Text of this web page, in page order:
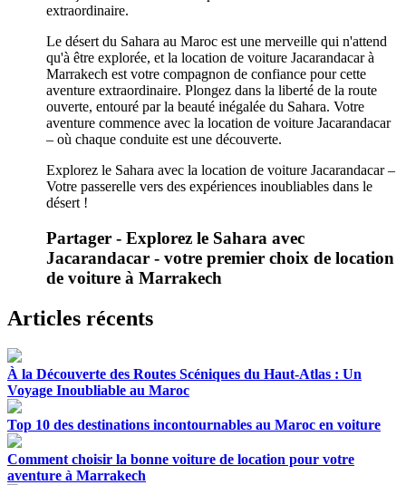
extraordinaire.
Le désert du Sahara au Maroc est une merveille qui n'attend
qu'à être explorée, et la location de voiture Jacarandacar à
Marrakech est votre compagnon de confiance pour cette
aventure extraordinaire. Plongez dans la liberté de la route
ouverte, entouré par la beauté inégalée du Sahara. Votre
aventure commence avec la location de voiture Jacarandacar
– où chaque conduite est une découverte.
Explorez le Sahara avec la location de voiture Jacarandacar –
Votre passerelle vers des expériences inoubliables dans le
désert !
Partager - Explorez le Sahara avec
Jacarandacar - votre premier choix de location
de voiture à Marrakech
Articles récents
À la Découverte des Routes Scéniques du Haut-Atlas : Un
Voyage Inoubliable au Maroc
Top 10 des destinations incontournables au Maroc en voiture
Comment choisir la bonne voiture de location pour votre
aventure à Marrakech